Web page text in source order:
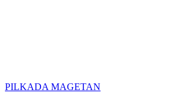
PILKADA MAGETAN